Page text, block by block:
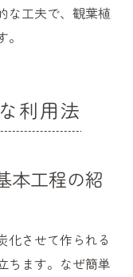
な工夫で、観葉植
利用法
本工程の紹
化させて作られる
ちます。なぜ簡単